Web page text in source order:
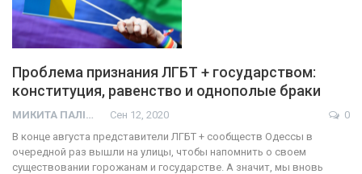
Проблема признания ЛГБТ + государством:
конституция, равенство и однополые браки
МИКИТА ПАЛІЙ Сен 12, 2020
0
В конце августа представители ЛГБТ + сообществ Одессы в
очередной раз вышли на улицы, чтобы напомнить о своем
существовании горожанам и государстве. А значит, мы вновь